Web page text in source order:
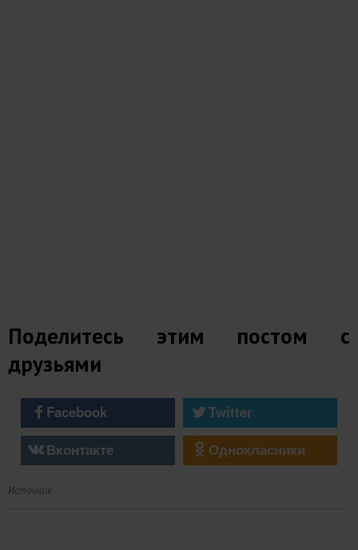
Поделитесь этим постом с
друзьями
Facebook
Twitter
Вконтакте
Однокласники
Источник